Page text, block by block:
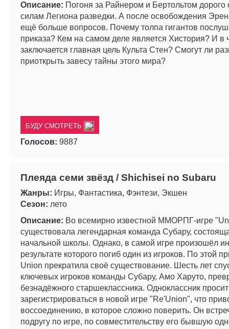
Описание: Погоня за Райнером и Бертольтом
силам Легиона разведки. А после освобождения
ещё больше вопросов. Почему толпа гигантов
приказа? Кем на самом деле является Хистория? И в
заключается главная цель Культа Стен? Смогут ли
приоткрыть завесу тайны этого мира?
БУДУ СМОТРЕТЬ
Голосов: 9887
Плеяда семи звёзд / Shichisei no Subaru
Жанры: Игры, Фантастика, Фэнтези, Экшен
Сезон: лето
Описание: Во всемирно известной ММОРПГ-игре
существовала легендарная команда Субару,
начальной школы. Однако, в самой игре произошёл
результате которого погиб один из игроков. По этой
Union прекратила своё существование. Шесть лет
ключевых игроков команды Субару, Амо Харуто,
безнадёжного старшеклассника. Одноклассник
зарегистрироваться в новой игре "Re'Union", что
воссоединению, в которое сложно поверить. Он
подругу по игре, по совместительству его бывшую